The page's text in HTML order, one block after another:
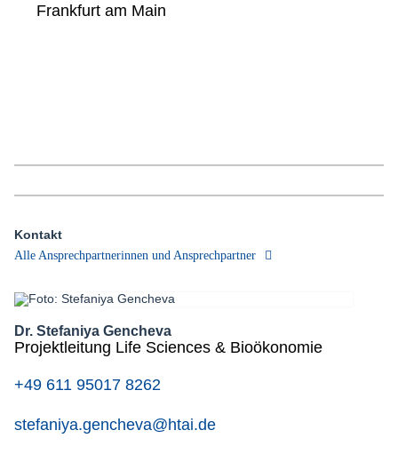
Frankfurt am Main
Kontakt
Alle Ansprechpartnerinnen und Ansprechpartner
Dr. Stefaniya Gencheva
Projektleitung Life Sciences & Bioökonomie
+49 611 95017 8262
stefaniya.gencheva@htai.de